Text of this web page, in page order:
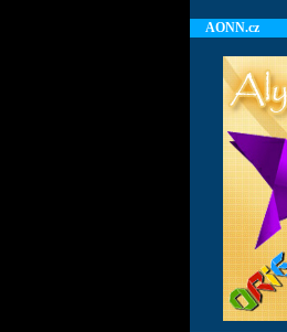
AONN.cz